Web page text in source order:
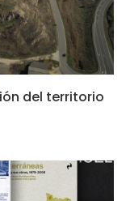
del territorio